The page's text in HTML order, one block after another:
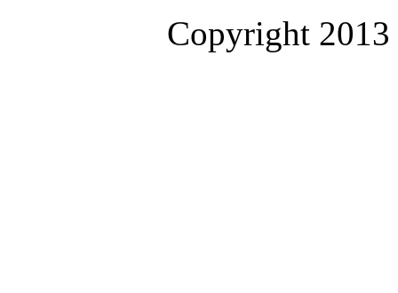
Copyright